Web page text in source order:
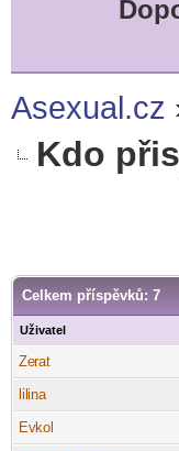
Asexual.cz
Kdo
Celkem příspěvků: 7
Uživatel
Zerat
lilina
Evkol